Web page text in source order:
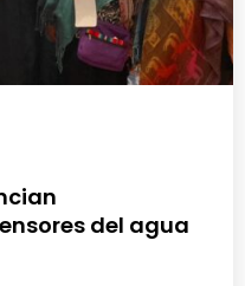
del agua